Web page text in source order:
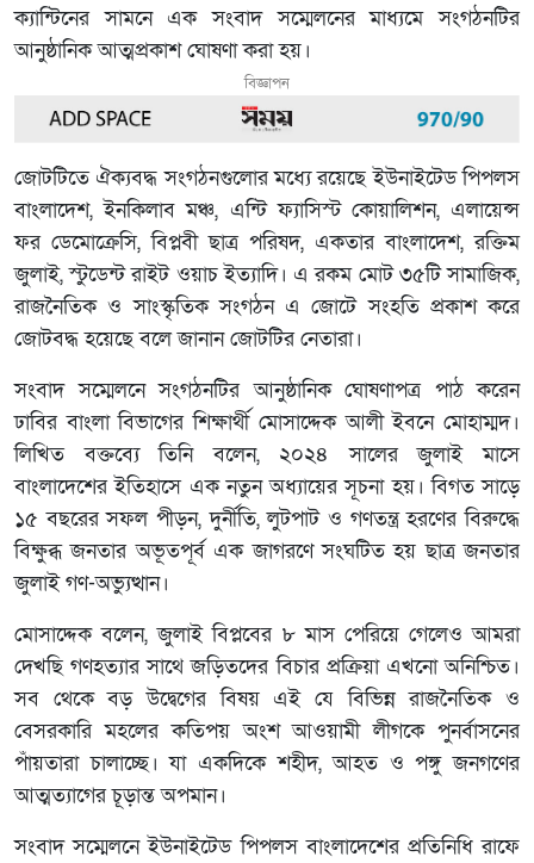
ক্যান্টিনের সামনে এক সংবাদ সম্মেলনের মাধ্যমে সংগঠনটির
আনুষ্ঠানিক আত্মপ্রকাশ ঘোষণা করা হয়।
বিজ্ঞাপন
জোটটিতে ঐক্যবদ্ধ সংগঠনগুলোর মধ্যে রয়েছে ইউনাইটেড পিপলস
বাংলাদেশ, ইনকিলাব মঞ্চ, এন্টি ফ্যাসিস্ট কোয়ালিশন, এলায়েন্স
ফর ডেমোক্রেসি, বিপ্লবী ছাত্র পরিষদ, একতার বাংলাদেশ, রক্তিম
জুলাই, স্টুডেন্ট রাইট ওয়াচ ইত্যাদি। এ রকম মোট ৩৫টি সামাজিক,
রাজনৈতিক ও সাংস্কৃতিক সংগঠন এ জোটে সংহতি প্রকাশ করে
জোটবদ্ধ হয়েছে বলে জানান জোটটির নেতারা।
সংবাদ সম্মেলনে সংগঠনটির আনুষ্ঠানিক ঘোষণাপত্র পাঠ করেন
ঢাবির বাংলা বিভাগের শিক্ষার্থী মোসাদ্দেক আলী ইবনে মোহাম্মদ।
লিখিত বক্তব্যে তিনি বলেন, ২০২৪ সালের জুলাই মাসে
বাংলাদেশের ইতিহাসে এক নতুন অধ্যায়ের সূচনা হয়। বিগত সাড়ে
১৫ বছরের সফল পীড়ন, দুর্নীতি, লুটপাট ও গণতন্ত্র হরণের বিরুদ্ধে
বিক্ষুব্ধ জনতার অভূতপূর্ব এক জাগরণে সংঘটিত হয় ছাত্র জনতার
জুলাই গণ-অভ্যুত্থান।
মোসাদ্দেক বলেন, জুলাই বিপ্লবের ৮ মাস পেরিয়ে গেলেও আমরা
দেখছি গণহত্যার সাথে জড়িতদের বিচার প্রক্রিয়া এখনো অনিশ্চিত।
সব থেকে বড় উদ্বেগের বিষয় এই যে বিভিন্ন রাজনৈতিক ও
বেসরকারি মহলের কতিপয় অংশ আওয়ামী লীগকে পুনর্বাসনের
পাঁয়তারা চালাচ্ছে। যা একদিকে শহীদ, আহত ও পঙ্গু জনগণের
আত্মত্যাগের চূড়ান্ত অপমান।
সংবাদ সম্মেলনে ইউনাইটেড পিপলস বাংলাদেশের প্রতিনিধি রাফে